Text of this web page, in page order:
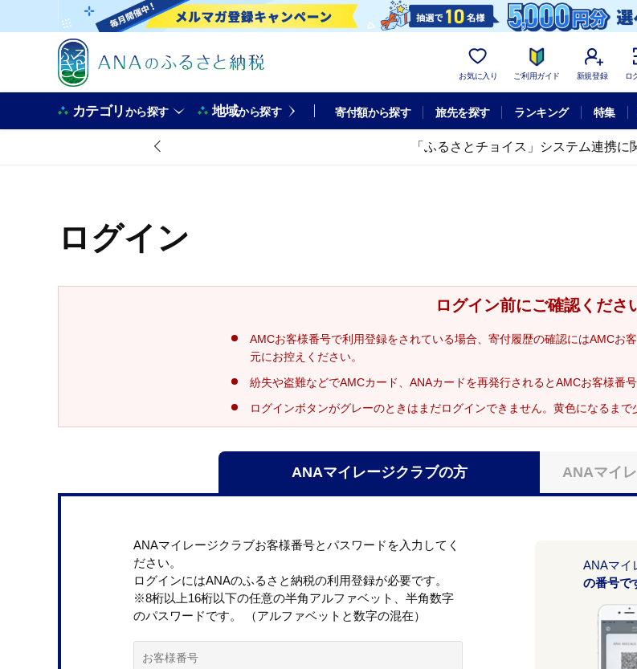
お気に入り ご利用ガイド 新規登録 ロ
カテゴリから探す 地域から探す 寄付額から探す 旅先を探す ランキング 特集
「ふるさとチョイス」システム連携に
ログイン
ログイン前にご確認くださ
AMCお客様番号で利用登録をされている場合、寄付履歴の確認にはAMCお
元にお控えください。
紛失や盗難などでAMCカード、ANAカードを再発行されるとAMCお客様番
ログインボタンがグレーのときはまだログインできません。黄色になるまで
ANAマイレージクラブの方 ANAマイ
ANAマイレージクラブお客様番号とパスワードを入力してく
ださい。
ログインにはANAのふるさと納税の利用登録が必要です。
※8桁以上16桁以下の任意の半角アルファベット、半角数字
のパスワードです。 （アルファベットと数字の混在）
ANAマイ
の番号で